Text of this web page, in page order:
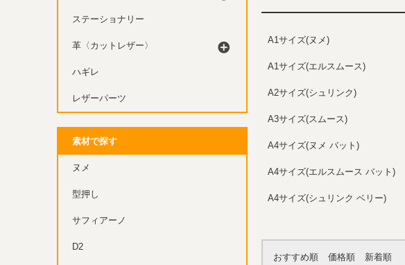
A1サイズ(ヌメ)
A1サイズ(エルスムース)
A2サイズ(シュリンク)
A3サイズ(スムース)
A4サイズ(ヌメ バット)
A4サイズ(エルスムース バット)
A4サイズ(シュリンク ベリー)
おすすめ順 価格順 新着順
ステーショナリー
革〈カットレザー〉
ハギレ
レザーパーツ
素材で探す
ヌメ
型押し
サフィアーノ
D2